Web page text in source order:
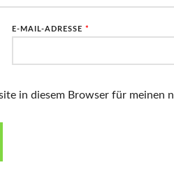
E-MAIL-ADRESSE *
in diesem Browser für meinen